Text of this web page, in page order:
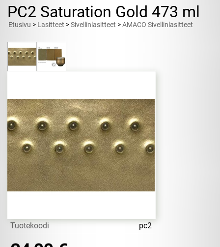
PC2 Saturation Gold 473 ml
Etusivu > Lasitteet >Sivellinlasitteet >AMACO Sivellinlasitteet
Tuotekoodi pc2